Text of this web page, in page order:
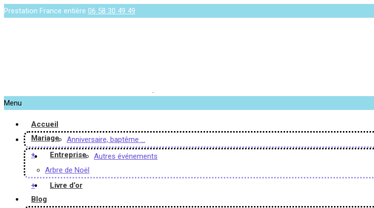
Prestation France entière 06 58 30 49 49
Menu
Accueil
Mariage
Anniversaire, baptême …
+
Entreprise
Autres événements
Arbre de Noël
+
Livre d’or
Blog